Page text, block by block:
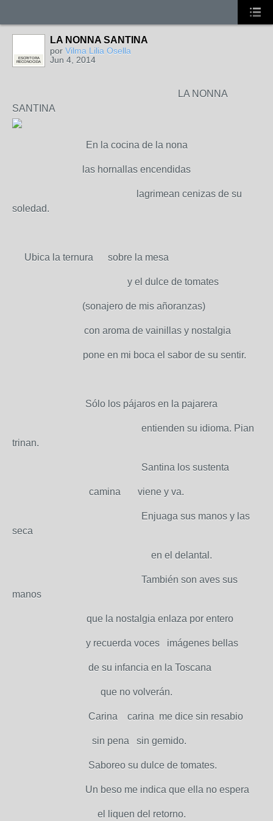
ESCRITORA
RECONOCIDA
LA NONNA SANTINA
por Vilma Lilia Osella
Jun 4, 2014
LA NONNA
SANTINA
En la cocina de la nona
las hornallas encendidas
lagrimean cenizas de su
soledad.
Ubica la ternura sobre la mesa
y el dulce de tomates
(sonajero de mis añoranzas)
con aroma de vainillas y nostalgia
pone en mi boca el sabor de su sentir.
Sólo los pájaros en la pajarera
entienden su idioma. Pian
trinan.
Santina los sustenta
camina viene y va.
Enjuaga sus manos y las
seca
en el delantal.
También son aves sus
manos
que la nostalgia enlaza por entero
y recuerda voces imágenes bellas
de su infancia en la Toscana
que no volverán.
Carina carina me dice sin resabio
sin pena sin gemido.
Saboreo su dulce de tomates.
Un beso me indica que ella no espera
el liquen del retorno.